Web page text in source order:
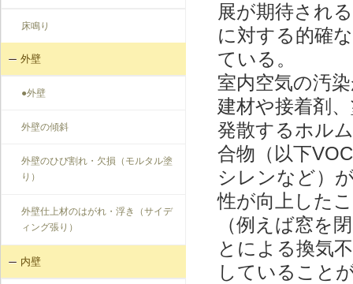
床鳴り
外壁
●外壁
外壁の傾斜
外壁のひび割れ・欠損（モルタル塗
り）
外壁仕上材のはがれ・浮き（サイデ
ィング張り）
内壁
展が期待され
に対する的確
ている。
室内空気の汚
建材や接着剤
発散するホル
合物（以下
シレンなど）
性が向上した
（例えば窓を
とによる換気
していること